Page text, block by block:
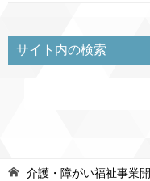
サイト内の検索
介護・障がい福祉事業